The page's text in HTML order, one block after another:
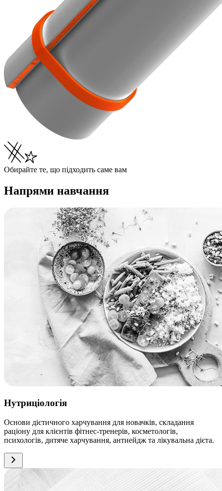
Обирайте те, що підходить саме вам
Напрями навчання
Нутриціологія
Основи дієтичного харчування для новачків, складання
раціону для клієнтів фітнес-тренерів, косметологів,
психологів, дитяче харчування, антиейдж та лікувальна дієта.